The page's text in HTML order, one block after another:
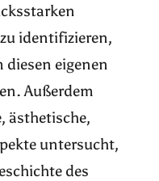
identifizieren,
diesen eigenen
Außerdem
ästhetische,
untersucht,
des